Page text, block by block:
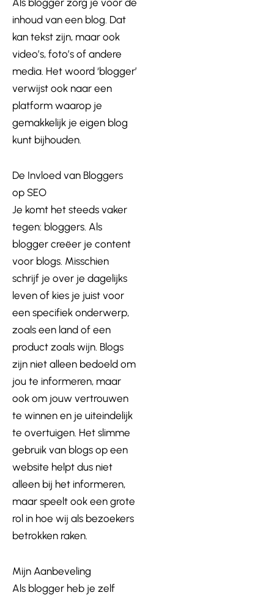
Als blogger zorg je voor de
inhoud van een blog. Dat
kan tekst zijn, maar ook
video’s, foto’s of andere
media. Het woord ‘blogger’
verwijst ook naar een
platform waarop je
gemakkelijk je eigen blog
kunt bijhouden.
De Invloed van Bloggers
op SEO
Je komt het steeds vaker
tegen: bloggers. Als
blogger creëer je content
voor blogs. Misschien
schrijf je over je dagelijks
leven of kies je juist voor
een specifiek onderwerp,
zoals een land of een
product zoals wijn. Blogs
zijn niet alleen bedoeld om
jou te informeren, maar
ook om jouw vertrouwen
te winnen en je uiteindelijk
te overtuigen. Het slimme
gebruik van blogs op een
website helpt dus niet
alleen bij het informeren,
maar speelt ook een grote
rol in hoe wij als bezoekers
betrokken raken.
Mijn Aanbeveling
Als blogger heb je zelf